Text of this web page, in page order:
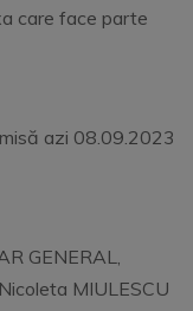
care face parte
azi 08.09.2023
MIULESCU